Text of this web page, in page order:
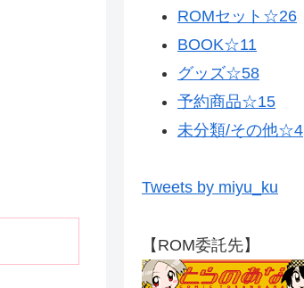
ROMセット☆26
BOOK☆11
グッズ☆58
予約商品☆15
未分類/その他☆4
Tweets by miyu_ku
【ROM委託先】